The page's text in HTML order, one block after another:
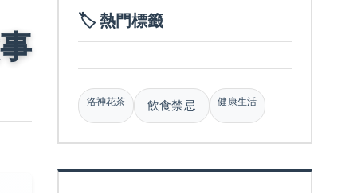
🏷️ 熱門標籤
洛神花茶 飲食禁忌 健康生活